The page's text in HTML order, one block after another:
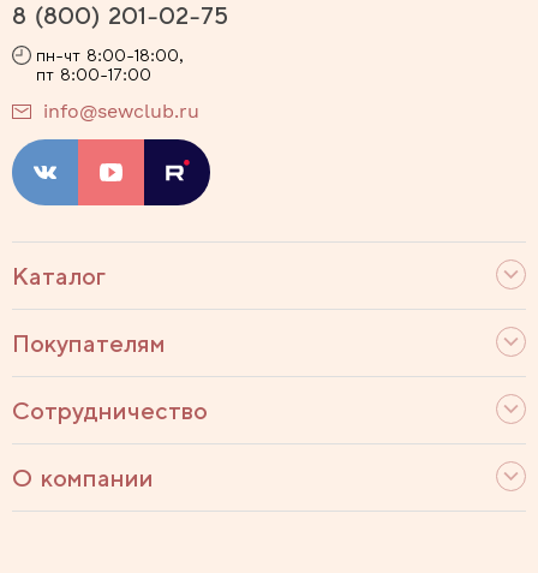
Каталог
Покупателям
Сотрудничество
О компании
8 (800) 201-02-75
пн-чт 8:00-18:00,
пт 8:00-17:00
info@sewclub.ru